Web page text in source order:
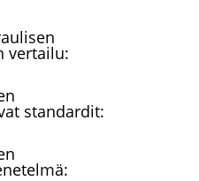
vertailu:
standardit: